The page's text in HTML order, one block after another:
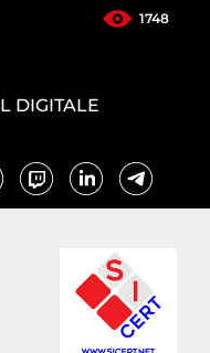
1748
DIGITALE